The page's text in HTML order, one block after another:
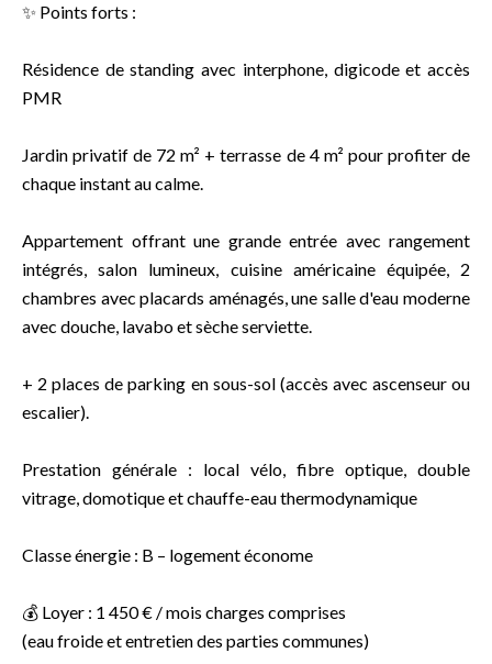
✨ Points forts :
Résidence de standing avec interphone, digicode et accès
PMR
Jardin privatif de 72 m² + terrasse de 4 m² pour profiter de
chaque instant au calme.
Appartement offrant une grande entrée avec rangement
intégrés, salon lumineux, cuisine américaine équipée, 2
chambres avec placards aménagés, une salle d'eau moderne
avec douche, lavabo et sèche serviette.
+ 2 places de parking en sous-sol (accès avec ascenseur ou
escalier).
Prestation générale : local vélo, fibre optique, double
vitrage, domotique et chauffe-eau thermodynamique
Classe énergie : B – logement économe
💰 Loyer : 1 450 € / mois charges comprises
(eau froide et entretien des parties communes)